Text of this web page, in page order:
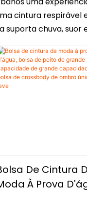
cintura
suporta chuva,
De Cintura
À Prova